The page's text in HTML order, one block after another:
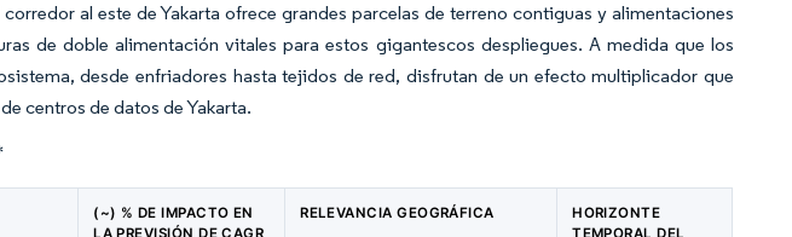
al este de Yakarta ofrece grandes parcelas de terreno contiguas y alimentaciones
de doble alimentación vitales para estos gigantescos despliegues. A medida que los
desde enfriadores hasta tejidos de red, disfrutan de un efecto multiplicador que
centros de datos de Yakarta.
(~) % DE IMPACTO EN
LA PREVISIÓN DE CAGR
RELEVANCIA GEOGRÁFICA
HORIZONTE
TEMPORAL DEL